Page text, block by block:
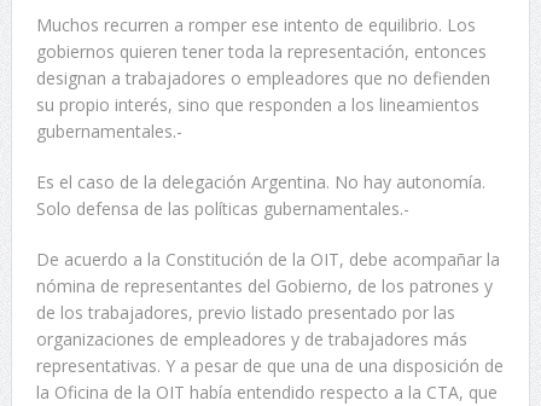
Muchos recurren a romper ese intento de equilibrio. Los
gobiernos quieren tener toda la representación, entonces
designan a trabajadores o empleadores que no defienden
su propio interés, sino que responden a los lineamientos
gubernamentales.-
Es el caso de la delegación Argentina. No hay autonomía.
Solo defensa de las políticas gubernamentales.-
De acuerdo a la Constitución de la OIT, debe acompañar la
nómina de representantes del Gobierno, de los patrones y
de los trabajadores, previo listado presentado por las
organizaciones de empleadores y de trabajadores más
representativas. Y a pesar de que una de una disposición de
la Oficina de la OIT había entendido respecto a la CTA, que